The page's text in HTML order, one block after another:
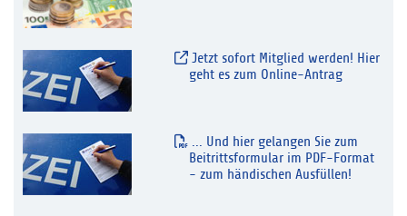
Jetzt sofort Mitglied werden! Hier
geht es zum Online-Antrag
... Und hier gelangen Sie zum
Beitrittsformular im PDF-Format
- zum händischen Ausfüllen!